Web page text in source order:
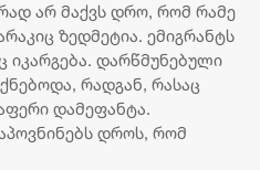
არ მაქვს დრო, რომ რამე
ზედმეტია. ემიგრანტს
დარწმუნებული
რადგან, რასაც
დამეფანტა.
დროს, რომ